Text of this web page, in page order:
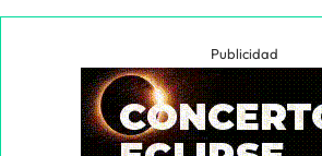
Publicidad